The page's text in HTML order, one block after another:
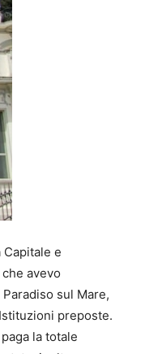
Capitale e
avevo
sul Mare,
preposte.
la totale